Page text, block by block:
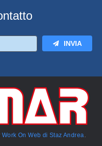
INVIA
Work On Web di Staz Andrea.